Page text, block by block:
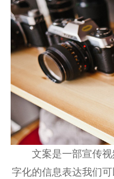
文案是一部宣传
字化的信息表达我们